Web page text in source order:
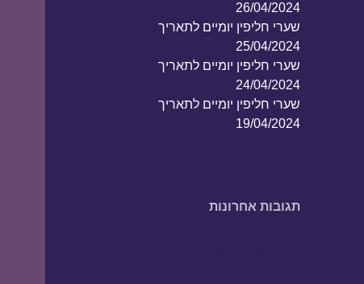
26/04/2024
שערי חליפין יומיים לתאריך
25/04/2024
שערי חליפין יומיים לתאריך
24/04/2024
שערי חליפין יומיים לתאריך
19/04/2024
תגובות אחרונות